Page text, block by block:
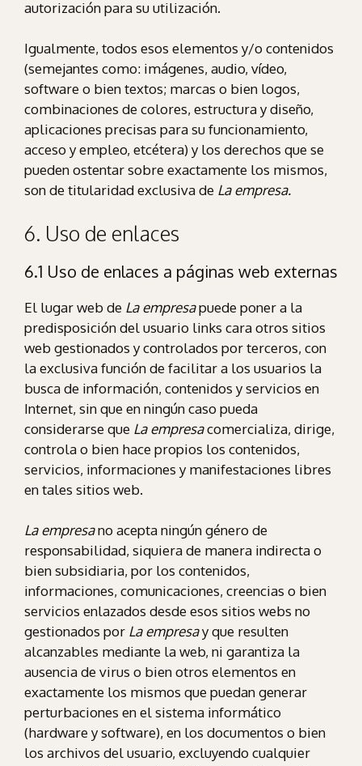
autorización para su utilización.
Igualmente, todos esos elementos y/o contenidos
(semejantes como: imágenes, audio, vídeo,
software o bien textos; marcas o bien logos,
combinaciones de colores, estructura y diseño,
aplicaciones precisas para su funcionamiento,
acceso y empleo, etcétera) y los derechos que se
pueden ostentar sobre exactamente los mismos,
son de titularidad exclusiva de La empresa.
6. Uso de enlaces
6.1 Uso de enlaces a páginas web externas
El lugar web de La empresapuede poner a la
predisposición del usuario links cara otros sitios
web gestionados y controlados por terceros, con
la exclusiva función de facilitar a los usuarios la
busca de información, contenidos y servicios en
Internet, sin que en ningún caso pueda
considerarse que La empresacomercializa, dirige,
controla o bien hace propios los contenidos,
servicios, informaciones y manifestaciones libres
en tales sitios web.
La empresano acepta ningún género de
responsabilidad, siquiera de manera indirecta o
bien subsidiaria, por los contenidos,
informaciones, comunicaciones, creencias o bien
servicios enlazados desde esos sitios webs no
gestionados por La empresay que resulten
alcanzables mediante la web, ni garantiza la
ausencia de virus o bien otros elementos en
exactamente los mismos que puedan generar
perturbaciones en el sistema informático
(hardware y software), en los documentos o bien
los archivos del usuario, excluyendo cualquier